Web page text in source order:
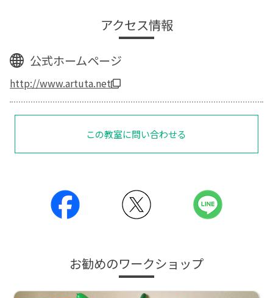
アクセス情報
公式ホームページ
http://www.artuta.net
この教室に問い合わせる
お勧めのワークショップ